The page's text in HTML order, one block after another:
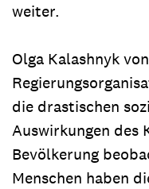
weiter.
Olga Kalashnyk
die drastischen
Auswirkungen des
Bevölkerung
Menschen haben